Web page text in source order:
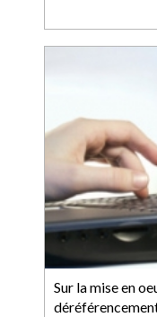
Sur la mise en